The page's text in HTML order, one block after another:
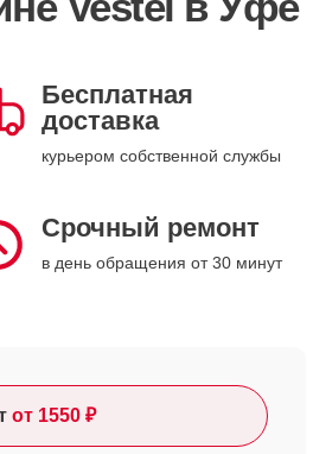
Бесплатная
доставка
курьером собственной службы
Срочный ремонт
в день обращения от 30 минут
от 1550 ₽